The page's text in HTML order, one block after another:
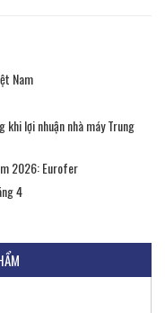
Nam
khi lợi nhuận nhà máy Trung
2026: Eurofer
4